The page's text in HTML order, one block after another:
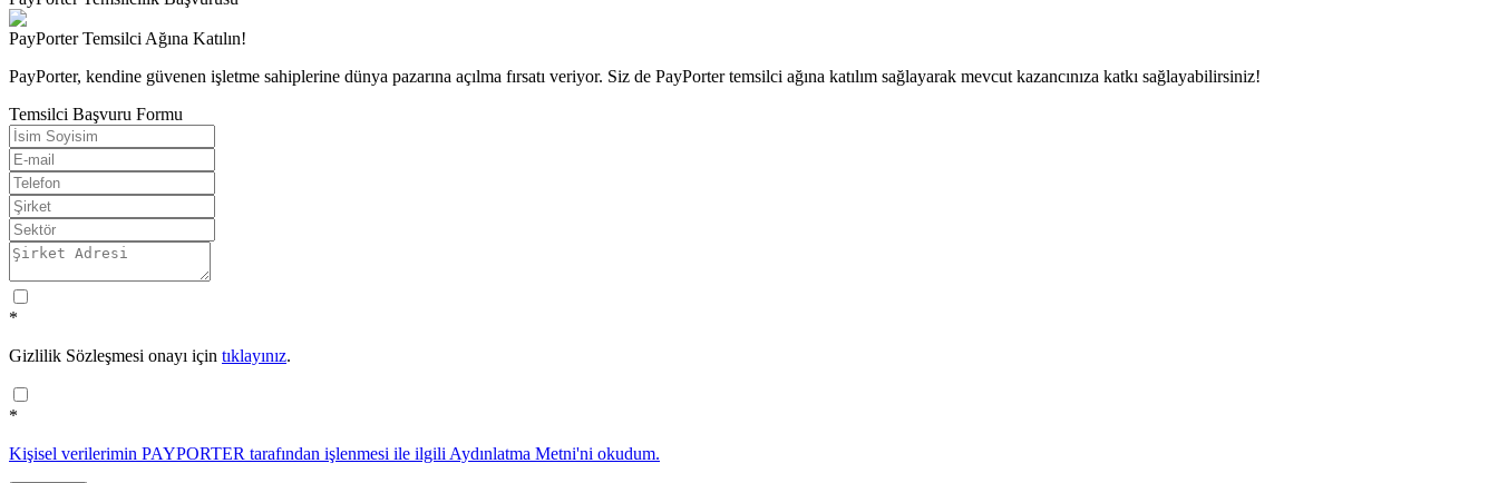
PayPorter Temsilci Ağına Katılın!
PayPorter, kendine güvenen işletme sahiplerine dünya pazarına açılma fırsatı veriyor. Siz de PayPorter temsilci ağına katılım sağlayarak mevcut kazancınıza katkı sağlayabilirsiniz!
Temsilci Başvuru Formu
*
Gizlilik Sözleşmesi onayı için tıklayınız.
*
Kişisel verilerimin PAYPORTER tarafından işlenmesi ile ilgili Aydınlatma Metni'ni okudum.